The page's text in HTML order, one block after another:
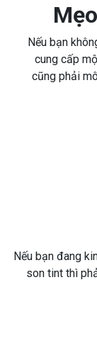
Nếu bạn
cung cấp
cũng phải
Nếu bạn đang
son tint thì